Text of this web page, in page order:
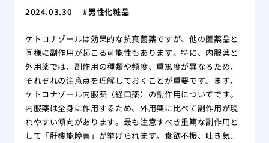
2024.03.30 男性化粧品
ケトコナゾールは効果的な抗真菌薬ですが、他の医薬品と
同様に副作用が起こる可能性もあります。特に、内服薬と
外用薬では、副作用の種類や頻度、重篤度が異なるため、
それぞれの注意点を理解しておくことが重要です。まず、
ケトコナゾール内服薬（経口薬）の副作用についてです。
内服薬は全身に作用するため、外用薬に比べて副作用が現
れやすい傾向があります。最も注意すべき重篤な副作用と
して「肝機能障害」が挙げられます。食欲不振、吐き気、